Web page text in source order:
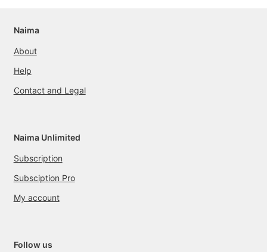
Naima
About
Help
Contact and Legal
Naima Unlimited
Subscription
Subsciption Pro
My account
Follow us